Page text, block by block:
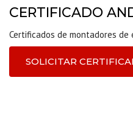
CERTIFICADO
Certificados de montadores
SOLICITAR